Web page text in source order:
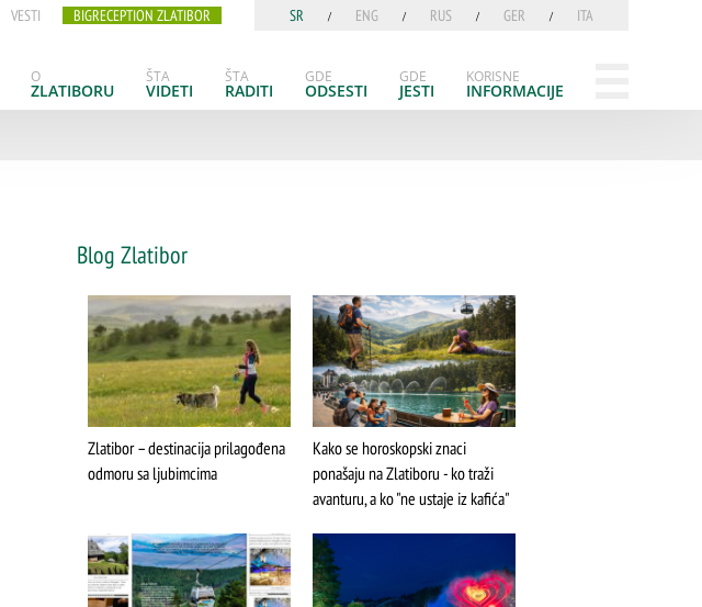
VESTI BIGRECEPTION ZLATIBOR SR ENG RUS GER ITA
O
ZLATIBORU
ŠTA
VIDETI
ŠTA
RADITI
GDE
ODSESTI
GDE
JESTI
KORISNE
INFORMACIJE
Blog Zlatibor
Zlatibor – destinacija prilagođena
odmoru sa ljubimcima
Kako se horoskopski znaci
ponašaju na Zlatiboru - ko traži
avanturu, a ko "ne ustaje iz kafića"
VIDETI